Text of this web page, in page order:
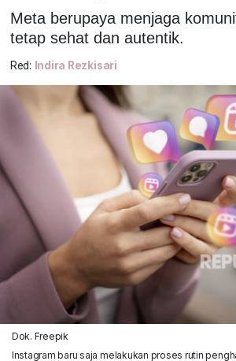
Meta berupaya menjaga
tetap sehat dan autentik.
Red: Indira Rezkisari
Dok. Freepik
Instagram baru saja melakukan proses rutin